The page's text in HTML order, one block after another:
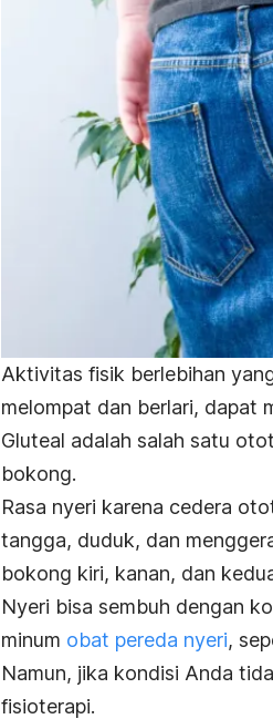
Aktivitas fisik berlebihan
melompat dan berlari, dapat
Gluteal adalah salah satu
bokong.
Rasa nyeri karena cedera
tangga, duduk, dan
bokong kiri, kanan, dan
Nyeri bisa sembuh dengan
minum obat pereda nyeri,
Namun, jika kondisi Anda
fisioterapi.